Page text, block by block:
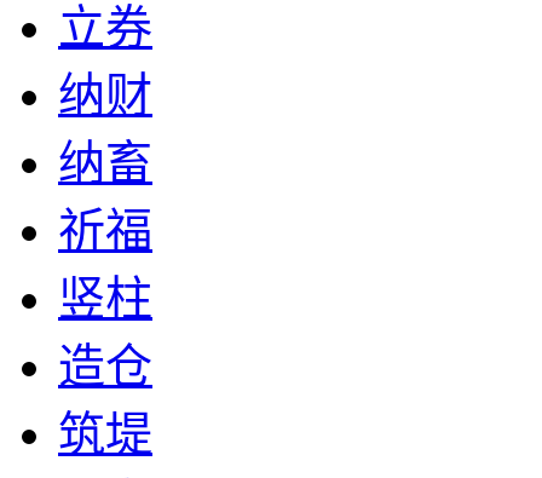
立券
纳财
纳畜
祈福
竖柱
造仓
筑堤